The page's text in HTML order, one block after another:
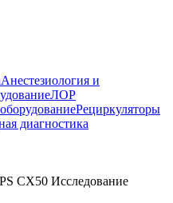
Анестезиология и
ЛОР
Рециркуляторы
диагностика
CX50 Исследование